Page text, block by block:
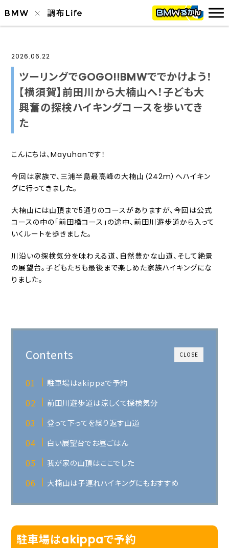
2026.06.22
ツーリングでGOGO!!BMWででかけよう！
【横須賀】前田川から大楠山へ！子ども大
興奮の探検ハイキングコースを歩いてき
た
こんにちは、Mayuhanです！
今回は家族で、三浦半島最高峰の大楠山（242m）へハイキン
グに行ってきました。
大楠山には山頂まで5通りのコースがありますが、今回は公式
コースの中の「前田橋コース」の途中、前田川遊歩道から入って
いくルートを歩きました。
川沿いの探検気分を味わえる道、自然豊かな山道、そして絶景
の展望台。子どもたちも最後まで楽しめた家族ハイキングにな
りました。
CLOSE
Contents
駐車場はakippaで予約
前田川遊歩道は涼しくて探検気分
登って下ってを繰り返す山道
白い展望台でお昼ごはん
我が家の山頂はここでした
大楠山は子連れハイキングにもおすすめ
駐車場はakippaで予約